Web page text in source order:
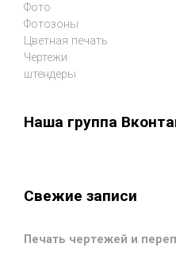
Фото
Фотозоны
Цветная печать
Чертежи
штендеры
Наша группа
Свежие записи
Печать чертежей и